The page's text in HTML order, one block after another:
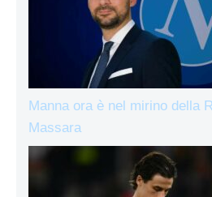
Manna ora è nel mirino della
Massara